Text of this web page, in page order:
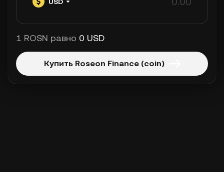
1 ROSN равно 0 USD
Купить Roseon Finance (coin)